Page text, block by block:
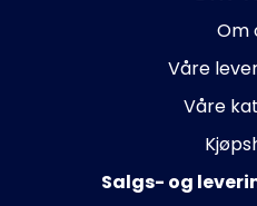
Om
Våre
Våre
Salgs- og